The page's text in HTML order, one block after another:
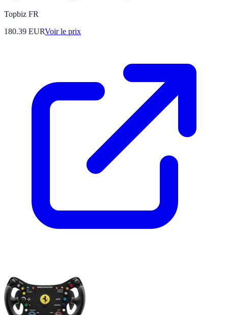
Topbiz FR
180.39 EURVoir le prix